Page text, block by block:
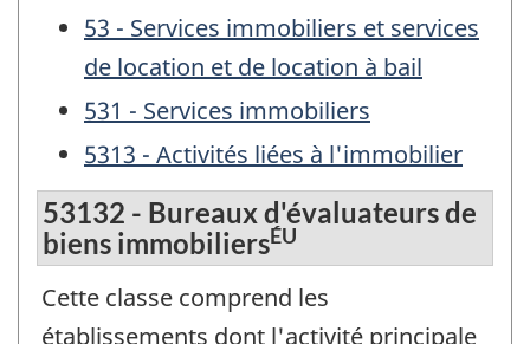
53 - Services immobiliers et services
de location et de location à bail
531 - Services immobiliers
5313 - Activités liées à l'immobilier
53132 - Bureaux d'évaluateurs de
biens immobiliersÉU
Cette classe comprend les
établissements dont l'activité principale